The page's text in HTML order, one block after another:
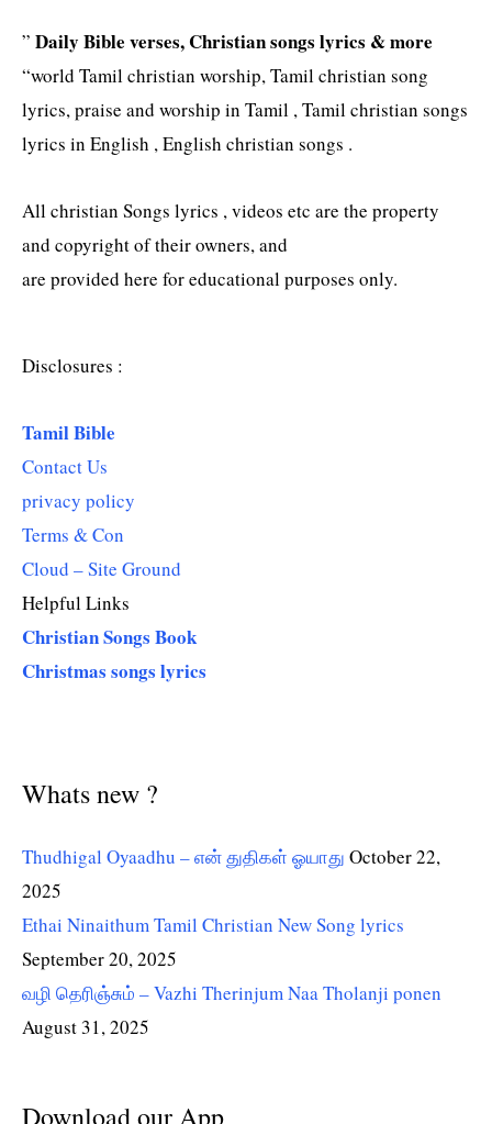
” Daily Bible verses, Christian songs lyrics & more
“world Tamil christian worship, Tamil christian song
lyrics, praise and worship in Tamil , Tamil christian songs
lyrics in English , English christian songs .
All christian Songs lyrics , videos etc are the property
and copyright of their owners, and
are provided here for educational purposes only.
Disclosures :
Tamil Bible
Contact Us
privacy policy
Terms & Con
Cloud – Site Ground
Helpful Links
Christian Songs Book
Christmas songs lyrics
Whats new ?
Thudhigal Oyaadhu – என் துதிகள் ஓயாது October 22,
2025
Ethai Ninaithum Tamil Christian New Song lyrics
September 20, 2025
வழி தெரிஞ்சும் – Vazhi Therinjum Naa Tholanji ponen
August 31, 2025
Download our App